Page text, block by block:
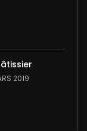
2019